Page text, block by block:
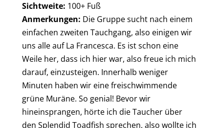
Sichtweite: 100+ Fuß
Anmerkungen: Die Gruppe sucht nach einem
einfachen zweiten Tauchgang, also einigen wir
uns alle auf La Francesca. Es ist schon eine
Weile her, dass ich hier war, also freue ich mich
darauf, einzusteigen. Innerhalb weniger
Minuten haben wir eine freischwimmende
grüne Muräne. So genial! Bevor wir
hineinsprangen, hörte ich die Taucher über
den Splendid Toadfish sprechen, also wollte ich